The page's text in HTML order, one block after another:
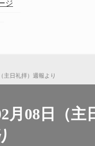
ジ
主日礼拝）週報より
月08日（主